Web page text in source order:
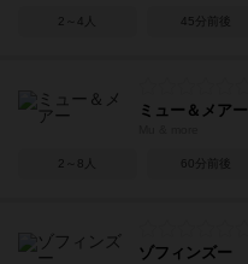
2～4人 45分前後
ミュー＆メアー
2～8人 60分前後
ゾフィンズー